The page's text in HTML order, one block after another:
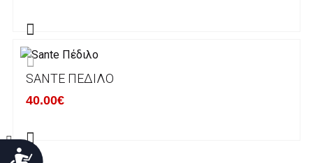
Προσιτότητα
αντικατάστασή του με άλλο μέγεθος ή άλλο
προιόν.
Βασική προυπόθεση για την επιστροφή του
να μην έχει επέλθει καμία φθορά σε αυτό.
SANTE ΠΈΔΙΛΟ
40.00€